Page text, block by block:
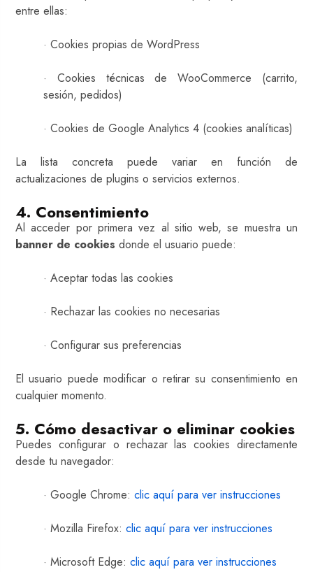
entre ellas:
· Cookies propias de WordPress
· Cookies técnicas de WooCommerce (carrito,
sesión, pedidos)
· Cookies de Google Analytics 4 (cookies analíticas)
La lista concreta puede variar en función de
actualizaciones de plugins o servicios externos.
4. Consentimiento
Al acceder por primera vez al sitio web, se muestra un
banner de cookies donde el usuario puede:
· Aceptar todas las cookies
· Rechazar las cookies no necesarias
· Configurar sus preferencias
El usuario puede modificar o retirar su consentimiento en
cualquier momento.
5. Cómo desactivar o eliminar cookies
Puedes configurar o rechazar las cookies directamente
desde tu navegador:
· Google Chrome: clic aquí para ver instrucciones
· Mozilla Firefox: clic aquí para ver instrucciones
· Microsoft Edge: clic aquí para ver instrucciones